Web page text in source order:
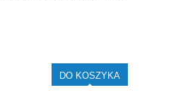
DO KOSZYKA